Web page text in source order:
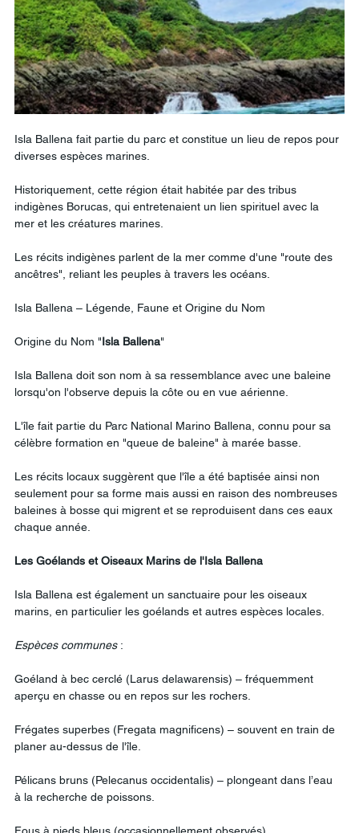
Isla Ballena fait partie du parc et constitue un lieu de repos pour
diverses espèces marines.
Historiquement, cette région était habitée par des tribus
indigènes Borucas, qui entretenaient un lien spirituel avec la
mer et les créatures marines.
Les récits indigènes parlent de la mer comme d'une "route des
ancêtres", reliant les peuples à travers les océans.
Isla Ballena – Légende, Faune et Origine du Nom
Origine du Nom "Isla Ballena"
Isla Ballena doit son nom à sa ressemblance avec une baleine
lorsqu'on l'observe depuis la côte ou en vue aérienne.
L'île fait partie du Parc National Marino Ballena, connu pour sa
célèbre formation en "queue de baleine" à marée basse.
Les récits locaux suggèrent que l'île a été baptisée ainsi non
seulement pour sa forme mais aussi en raison des nombreuses
baleines à bosse qui migrent et se reproduisent dans ces eaux
chaque année.
Les Goélands et Oiseaux Marins de l'Isla Ballena
Isla Ballena est également un sanctuaire pour les oiseaux
marins, en particulier les goélands et autres espèces locales.
Espèces communes :
Goéland à bec cerclé (Larus delawarensis) – fréquemment
aperçu en chasse ou en repos sur les rochers.
Frégates superbes (Fregata magnificens) – souvent en train de
planer au-dessus de l'île.
Pélicans bruns (Pelecanus occidentalis) – plongeant dans l’eau
à la recherche de poissons.